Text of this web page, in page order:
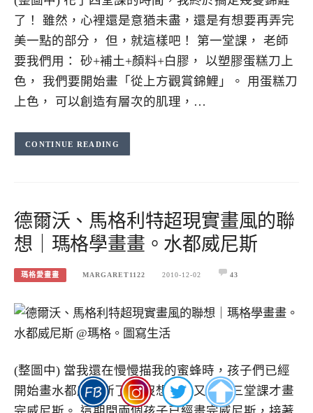
了！ 雖然，心裡還是意猶未盡，還是有想要再弄完
美一點的部分， 但，就這樣吧！ 第一堂課， 老師
要我們用： 砂+補土+顏料+白膠， 以塑膠蛋糕刀上
色， 我們要開始畫「從上方觀賞錦鯉」。 用蛋糕刀
上色， 可以創造有層次的肌理，…
CONTINUE READING
德爾沃、馬格利特超現實畫風的聯
想｜瑪格學畫畫。水都威尼斯
瑪格愛畫畫 MARGARET1122 2010-12-02 43
(整圖中) 當我還在慢慢描我的蜜蜂時，孩子們已經
開始畫水都威尼斯了！ 沒想到我又花了三堂課才畫